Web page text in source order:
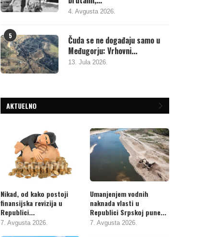
4. Avgusta 2026.
5
Čuda se ne događaju samo u
Međugorju: Vrhovni...
13. Jula 2026.
AKTUELNO
Nikad, od kako postoji
finansijska revizija u
Republici...
7. Avgusta 2026.
Umanjenjem vodnih
naknada vlasti u
Republici Srpskoj pune...
7. Avgusta 2026.